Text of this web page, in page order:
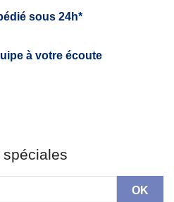
sous 24h*
à votre écoute